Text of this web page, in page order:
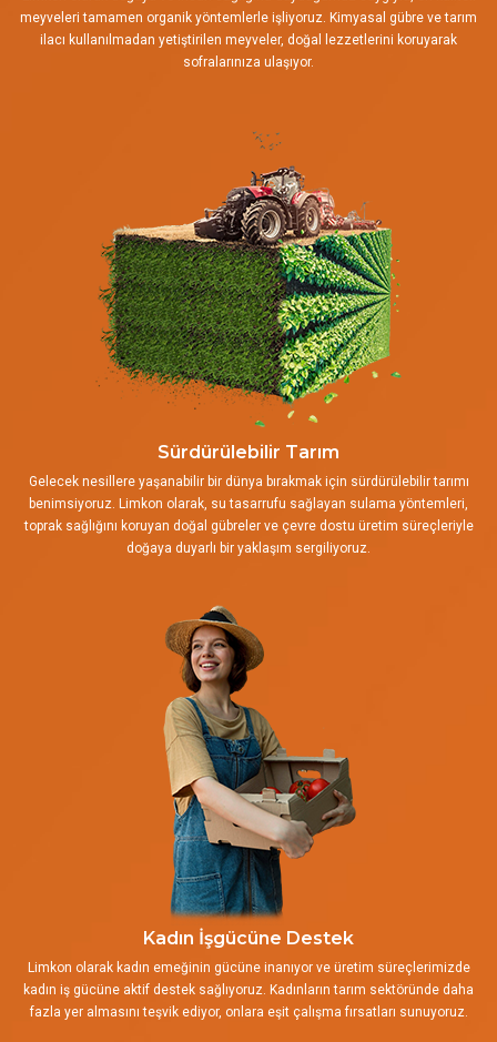
meyveleri tamamen organik yöntemlerle işliyoruz. Kimyasal gübre ve tarım
ilacı kullanılmadan yetiştirilen meyveler, doğal lezzetlerini koruyarak
sofralarınıza ulaşıyor.
Sürdürülebilir Tarım
Gelecek nesillere yaşanabilir bir dünya bırakmak için sürdürülebilir tarımı
benimsiyoruz. Limkon olarak, su tasarrufu sağlayan sulama yöntemleri,
toprak sağlığını koruyan doğal gübreler ve çevre dostu üretim süreçleriyle
doğaya duyarlı bir yaklaşım sergiliyoruz.
Kadın İşgücüne Destek
Limkon olarak kadın emeğinin gücüne inanıyor ve üretim süreçlerimizde
kadın iş gücüne aktif destek sağlıyoruz. Kadınların tarım sektöründe daha
fazla yer almasını teşvik ediyor, onlara eşit çalışma fırsatları sunuyoruz.